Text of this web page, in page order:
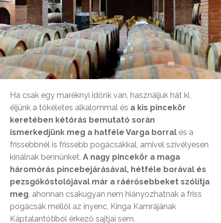
Ha csak egy maréknyi időnk van, használjuk hát ki,
éljünk a tökéletes alkalommal és a kis pincekör
keretében kétórás bemutató során
ismerkedjünk meg a hatféle Varga borral és a
frissebbnél is frissebb pogácsákkal, amivel szívélyesen
kínálnak bennünket. A nagy pincekör a maga
háromórás pincebejárásával, hétféle borával és
pezsgőkóstolójával már a ráérősebbeket szólítja
meg, ahonnan csakugyan nem hiányozhatnak a friss
pogácsák mellől az ínyenc, Kinga Kamrájának
Káptalantótiból érkező sajtjai sem.